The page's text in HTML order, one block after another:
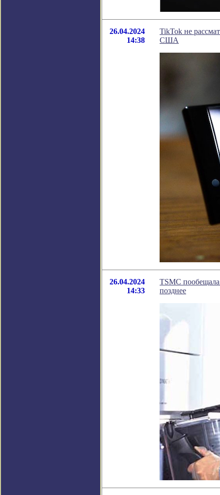
26.04.2024
14:38
TikTok не
США
26.04.2024
14:33
TSMC
позднее